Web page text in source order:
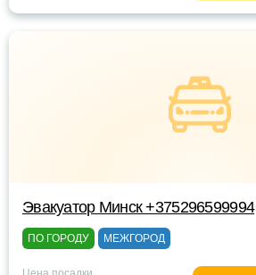
Эвакуатор Минск +375296599994
ПО ГОРОДУ МЕЖГОРОД